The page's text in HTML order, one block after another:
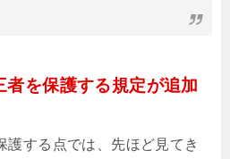
者を保護する規定が追加
護する点では、先ほど見てき